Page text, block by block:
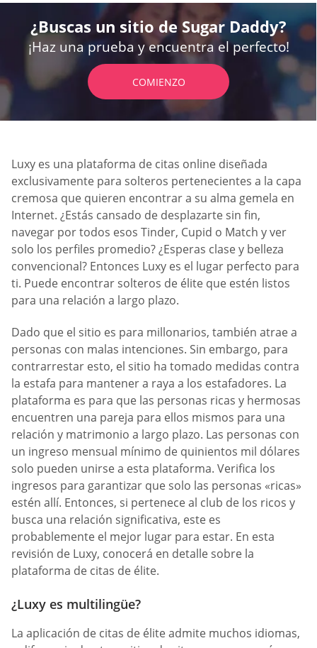
¿Buscas un sitio de Sugar Daddy?
¡Haz una prueba y encuentra el perfecto!
COMIENZO
Luxy es una plataforma de citas online diseñada
exclusivamente para solteros pertenecientes a la capa
cremosa que quieren encontrar a su alma gemela en
Internet. ¿Estás cansado de desplazarte sin fin,
navegar por todos esos Tinder, Cupid o Match y ver
solo los perfiles promedio? ¿Esperas clase y belleza
convencional? Entonces Luxy es el lugar perfecto para
ti. Puede encontrar solteros de élite que estén listos
para una relación a largo plazo.
Dado que el sitio es para millonarios, también atrae a
personas con malas intenciones. Sin embargo, para
contrarrestar esto, el sitio ha tomado medidas contra
la estafa para mantener a raya a los estafadores. La
plataforma es para que las personas ricas y hermosas
encuentren una pareja para ellos mismos para una
relación y matrimonio a largo plazo. Las personas con
un ingreso mensual mínimo de quinientos mil dólares
solo pueden unirse a esta plataforma. Verifica los
ingresos para garantizar que solo las personas «ricas»
estén allí. Entonces, si pertenece al club de los ricos y
busca una relación significativa, este es
probablemente el mejor lugar para estar. En esta
revisión de Luxy, conocerá en detalle sobre la
plataforma de citas de élite.
¿Luxy es multilingüe?
La aplicación de citas de élite admite muchos idiomas,